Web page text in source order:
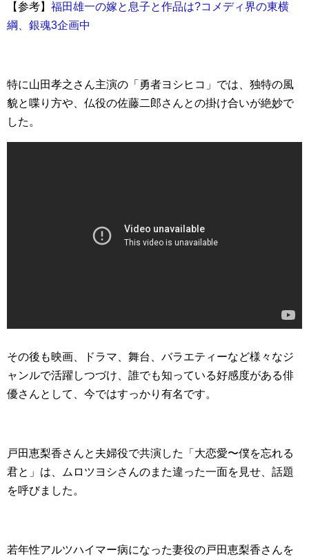
【参考】 福田雄一の嫁と息子と作品は?コメディ界の東横
綱、銀魂3企画中
特に山田孝之さん主演の「勇者ヨシヒコ」では、独特の風
貌と喋り方や、仏役の佐藤二郎さんとの掛け合いが絶妙で
した。
その後も映画、ドラマ、舞台、バラエティーなど様々なジ
ャンルで活躍しつづけ、誰でも知っている好感度がある俳
優さんとして、今ではすっかり有名です。
戸田恵梨香さんと夫婦役で共演した「大恋愛〜僕を忘れる
君と」は、ムロツヨシさんのまた違った一面を見せ、話題
を呼びました。
若年性アルツハイマー病になった妻役の戸田恵梨香さんを